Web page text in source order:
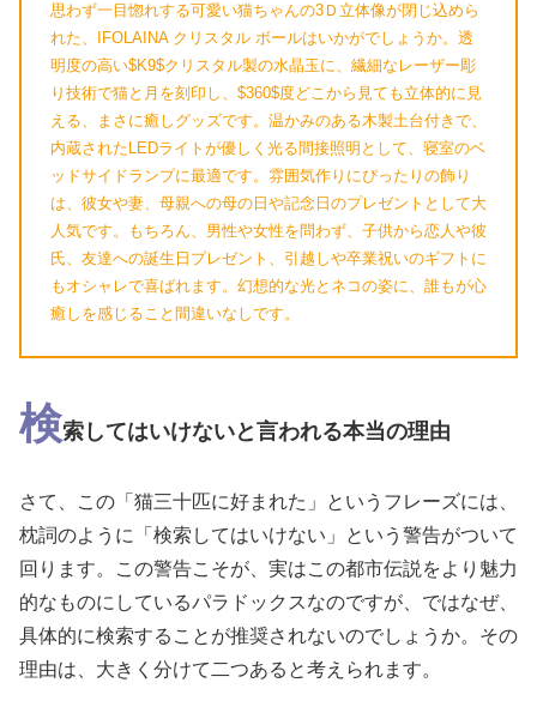
思わず一目惚れする可愛い猫ちゃんの3Ｄ立体像が閉じ込めら
れた、IFOLAINA クリスタル ボールはいかがでしょうか。透
明度の高い$K9$クリスタル製の水晶玉に、繊細なレーザー彫
り技術で猫と月を刻印し、$360$度どこから見ても立体的に見
える、まさに癒しグッズです。温かみのある木製土台付きで、
内蔵されたLEDライトが優しく光る間接照明として、寝室のベ
ッドサイドランプに最適です。雰囲気作りにぴったりの飾り
は、彼女や妻、母親への母の日や記念日のプレゼントとして大
人気です。もちろん、男性や女性を問わず、子供から恋人や彼
氏、友達への誕生日プレゼント、引越しや卒業祝いのギフトに
もオシャレで喜ばれます。幻想的な光とネコの姿に、誰もが心
癒しを感じること間違いなしです。
検索してはいけないと言われる本当の理由
さて、この「猫三十匹に好まれた」というフレーズには、
枕詞のように「検索してはいけない」という警告がついて
回ります。この警告こそが、実はこの都市伝説をより魅力
的なものにしているパラドックスなのですが、ではなぜ、
具体的に検索することが推奨されないのでしょうか。その
理由は、大きく分けて二つあると考えられます。